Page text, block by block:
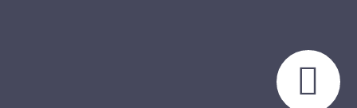

